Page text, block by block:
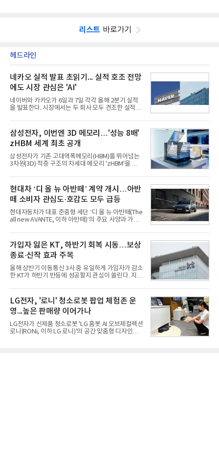
리스트 바로가기
헤드라인
네카오 실적 발표 초읽기... 실적 호조 전망
에도 시장 관심은 'AI'
네이버와 카카오가 6일과 7일 각각 올해 2분기 실적
을 발표한다. 시장에서는 두 회사 모두 견조한 실적을
이후 본격화될 인공지능(AI) 수익화 성과에 쏠리고 있
다. AI 서비스가 실제 매출과 이익으로 연결되는지를
입증해야 기업가치 재평가가 가능하다는 시각이다.5
일 금융정보업체 에프앤가이드에 따르면 네이버의 2
분기 매출 컨센서스는 전년 동기 대비 15.5% 증가한
3조3659억원, 영업이익은 전년 동기 대비 8.5% 증가
한 5662억원으로 집계됐다.실적은 여전히 커머스가
이어졌고 핀
삼성전자, 이번엔 3D 메모리…'성능 8배'
zHBM 세계 최초 공개
삼성전자가 기존 고대역폭메모리(HBM)를 뛰어넘는
3차원(3D) 적층 구조의 차세대 메모리 'zHBM'을 세계
수직으로 쌓아 올려 데이터 이동 거리를 최소화한 것
이 핵심이다.5일 업계에 따르면 삼성전자는 4일부터
6일(현지시간)까지 미국 캘리포니아주 산타클라라 컨
벤션센터에서 열리는 '퓨처오브메모리앤스토리지
(FMS) 2026'에 참가해 차세대 3D 메모리 아키텍처인
zHBM과 zNAND-O의 실물모형(목업)을 업계 최초로
공개했다, 삼성전자는 이번 행사에 약 20평 규모의 최
30개 제품을 선보였다
현대차 ‘디 올 뉴 아반떼’ 계약 개시…아반
떼 소비자 관심도·호감도 모두 급등
현대자동차가 대표 준중형 세단 ‘디 올 뉴 아반떼(The
all new AVANTE, 이하 아반떼)’의 주요 사양과 가격
떼는 6년 만에 선보이는 8세대 완전변경 모델로, ▲정
교한 선과 면을 중심으로 완성한 파격적인 디자인 ▲
과거 중형 세단 수준으로 확대된 차체 제원 ▲글로벌
최고 수준의 안전성 ▲성능과 효율을 동시에 높인 주
행 완성도 ▲첨단 편의 및 디지털 사양 적용 등을 통해
글로벌 준중형 세단의 새로운 기준을 세웠다.아반떼
는 가솔린 2.0과 1.6 하이브리드 두 가지 파워트레인
넘
가입자 잃은 KT, 하반기 회복 시동…보상
종료·신작 효과 주목
올해 상반기 이동통신 3사 중 유일하게 가입자가 감소
한 KT가 하반기 반등에 성공할지 관심이 쏠린다. 지난
종료되면서 일부 가입자 이탈 우려가 나온다. 다만 보
상 비용 부담이 줄어드는 데다 하반기 삼성전자와 애
플이 신제품을 출시하며 번호이동 시장이 활성화되면
수익성이 개선될 것이라는 기대도 커지고 있다.5일 통
신업계와 한국통신사업자연합회(KTOA) 번호이동 통
계에 따르면 올해 1월부터 7월까지 KT의 번호이동 가
입자는 23만2901명 순감했다. 같은 기간 SK텔레콤은
LG전자, '로니' 청소로봇 팝업 체험존 운
영...높은 판매량 이어가나
LG전자가 신제품 청소로봇 'LG 홈봇 AI 오브제컬렉션
로니(RONi, 이하 LG 로니)'의 공간 맞춤형 디자인과